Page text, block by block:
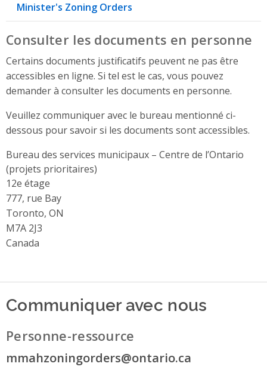
Minister's Zoning Orders
Consulter les documents en personne
Certains documents justificatifs peuvent ne pas être
accessibles en ligne. Si tel est le cas, vous pouvez
demander à consulter les documents en personne.
Veuillez communiquer avec le bureau mentionné ci-
dessous pour savoir si les documents sont accessibles.
Bureau des services municipaux – Centre de l’Ontario
(projets prioritaires)
Address
12e étage
777, rue Bay
Toronto, ON
M7A 2J3
Canada
Communiquer avec nous
Personne-ressource
mmahzoningorders@ontario.ca